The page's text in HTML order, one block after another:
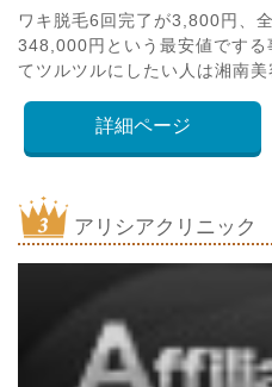
ワキ脱毛6回完了が3,800円、
348,000円という最安値です
てツルツルにしたい人は湘南
詳細ページ
アリシアクリニック